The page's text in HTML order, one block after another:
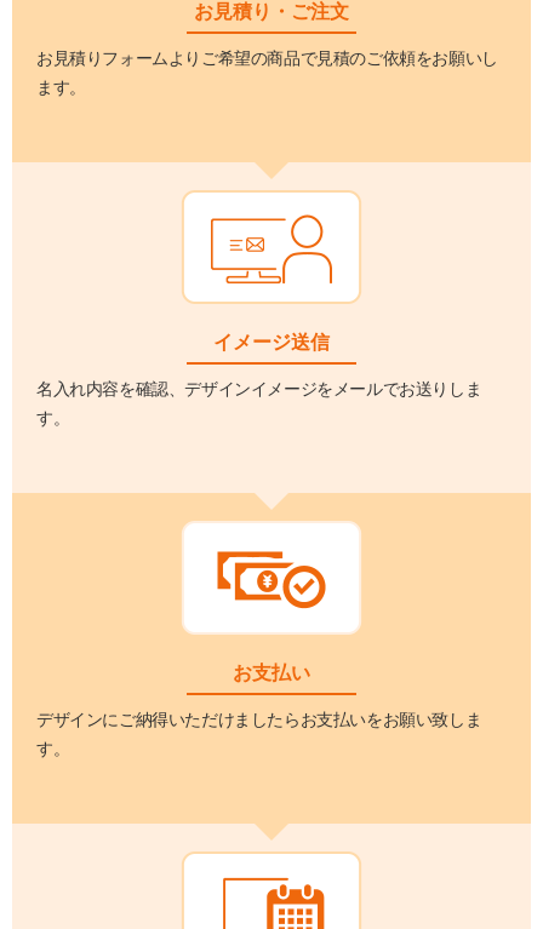
お見積り・ご注文
お見積りフォームよりご希望の商品で見積のご依頼をお願いし
ます。
イメージ送信
名入れ内容を確認、デザインイメージをメールでお送りしま
す。
お支払い
デザインにご納得いただけましたらお支払いをお願い致しま
す。